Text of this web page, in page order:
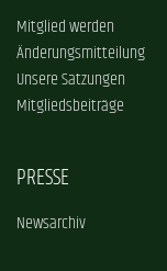
Mitglied werden
Änderungsmitteilung
Unsere Satzungen
Mitgliedsbeiträge
PRESSE
Newsarchiv